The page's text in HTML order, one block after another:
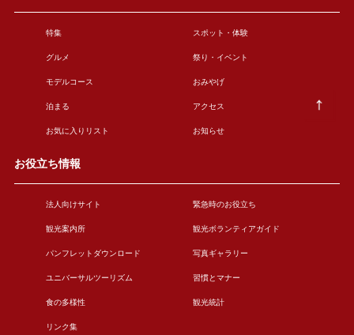
特集 スポット・体験
グルメ 祭り・イベント
モデルコース おみやげ
泊まる アクセス
お気に入りリスト お知らせ
お役立ち情報
法人向けサイト 緊急時のお役立ち
観光案内所 観光ボランティアガイド
パンフレットダウンロード 写真ギャラリー
ユニバーサルツーリズム 習慣とマナー
食の多様性 観光統計
リンク集